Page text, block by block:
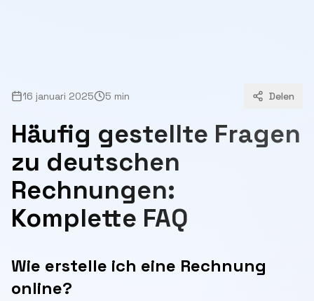
16 januari 2025 5 min Delen
Häufig gestellte Fragen
zu deutschen
Rechnungen:
Komplette FAQ
Wie erstelle ich eine Rechnung
online?